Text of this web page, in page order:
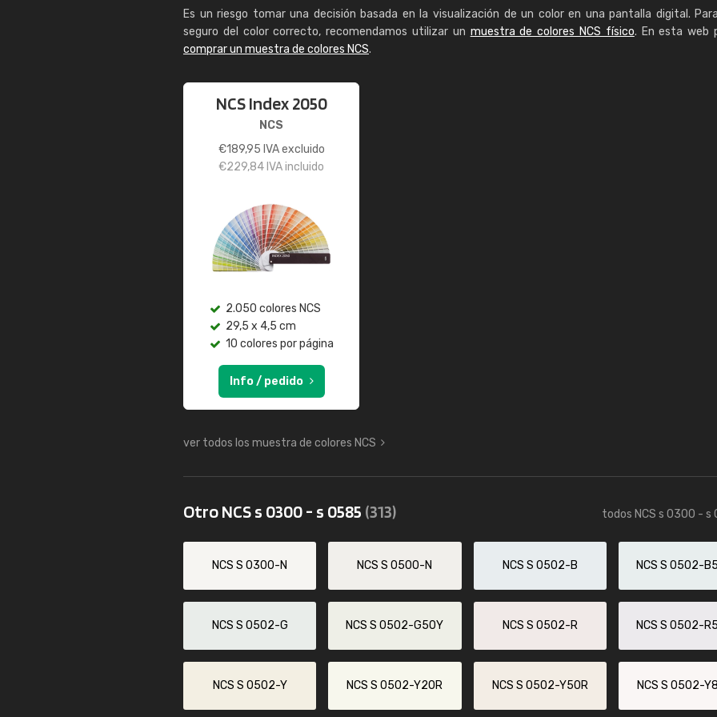
Es un riesgo tomar una decisión basada en la visualización de un color en una pantalla digital.
seguro del color correcto, recomendamos utilizar un muestra de colores NCS físico. En esta web
comprar un muestra de colores NCS.
NCS Index 2050
NCS
€189,95 IVA excluido
€229,84 IVA incluido
2.050 colores NCS
29,5 x 4,5 cm
10 colores por página
Info / pedido
ver todos los muestra de colores NCS
Otro NCS s 0300 - s 0585 (313) todos NCS s 0300 - s
NCS S 0300-N NCS S 0500-N NCS S 0502-B NCS S 0502-
NCS S 0502-G NCS S 0502-G50Y NCS S 0502-R NCS S 0502-
NCS S 0502-Y NCS S 0502-Y20R NCS S 0502-Y50R NCS S 0502-